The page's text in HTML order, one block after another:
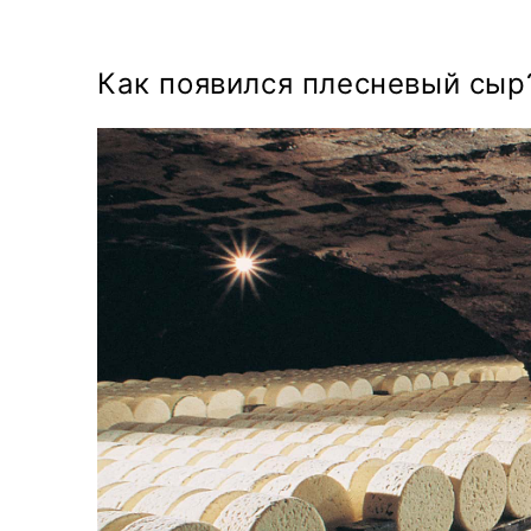
Как появился плесневый